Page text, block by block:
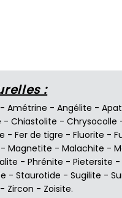
:
- Amétrine - Angélite -
- Chiastolite - Chrysocolle
- Fer de tigre - Fluorite -
- Magnetite - Malachite -
- Phrénite - Pietersite -
- Staurotide - Sugilite -
- Zircon - Zoisite.